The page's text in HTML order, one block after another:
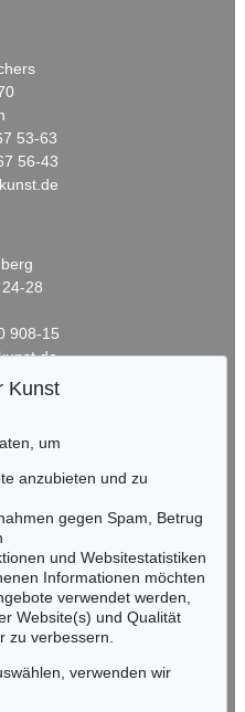
53-63
56-43
28
908-15
80-038
80-595
Kunst
um
anzubieten und zu
gegen Spam, Betrug
und Websitestatistiken
Informationen möchten
verwendet werden,
Website(s) und Qualität
zu verbessern.
verwenden wir